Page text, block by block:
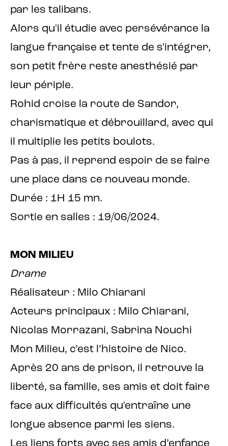
par les talibans.
Alors qu'il étudie avec persévérance la
langue française et tente de s'intégrer,
son petit frère reste anesthésié par
leur périple.
Rohid croise la route de Sandor,
charismatique et débrouillard, avec qui
il multiplie les petits boulots.
Pas à pas, il reprend espoir de se faire
une place dans ce nouveau monde.
Durée : 1H 15 mn.
Sortie en salles : 19/06/2024.
MON MILIEU
Drame
Réalisateur : Milo Chiarani
Acteurs principaux : Milo Chiarani,
Nicolas Morrazani, Sabrina Nouchi
Mon Milieu, c’est l’histoire de Nico.
Après 20 ans de prison, il retrouve la
liberté, sa famille, ses amis et doit faire
face aux difficultés qu'entraîne une
longue absence parmi les siens.
Les liens forts avec ses amis d’enfance